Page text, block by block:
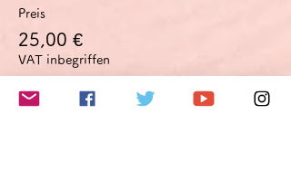
Preis
25,00 €
VAT inbegriffen